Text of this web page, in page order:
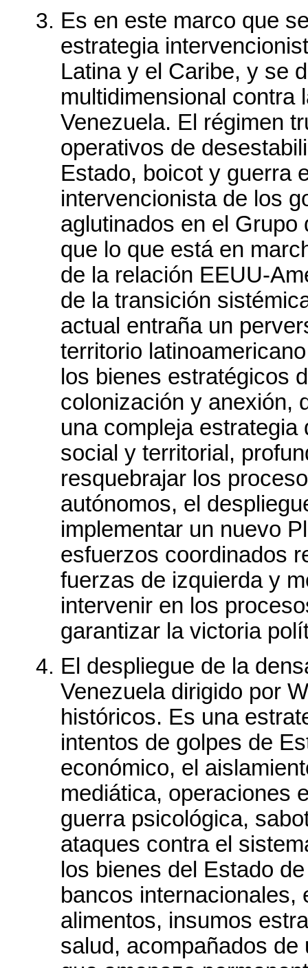
Es en este marco que
estrategia
Latina y el Caribe, y se
multidimensional contra
Venezuela. El régimen
operativos de
Estado, boicot y guerra
intervencionista de los
aglutinados en el
que lo que está en
de la relación EEUU-
de la transición
actual entraña un
territorio
los bienes estratégicos
colonización y anexión,
una compleja
social y territorial,
resquebrajar los
autónomos, el
implementar un nuevo
esfuerzos coordinados
fuerzas de izquierda y
intervenir en los
garantizar la victoria
El despliegue de la
Venezuela dirigido por
históricos. Es una
intentos de golpes de
económico, el
mediática, operaciones
guerra psicológica,
ataques contra el
los bienes del Estado
bancos internacionales,
alimentos, insumos
salud, acompañados